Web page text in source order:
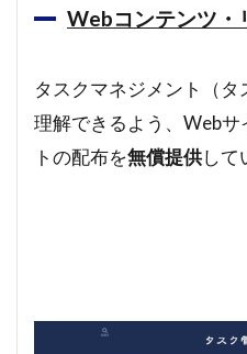
Webコンテンツ・
タスクマネジメント（
理解できるよう、Web
トの配布を無償提供して